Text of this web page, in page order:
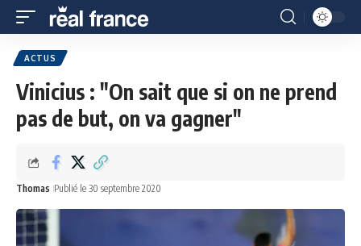
ACTUS
Vinicius : "On sait que si on ne prend
pas de but, on va gagner"
Thomas Publié le 30 septembre 2020